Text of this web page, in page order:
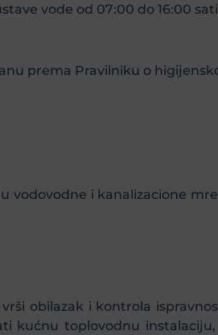
vode od 07:00 do 16:00
prema Pravilniku o
i kanalizacione
obilazak i kontrola
kućnu toplovodnu